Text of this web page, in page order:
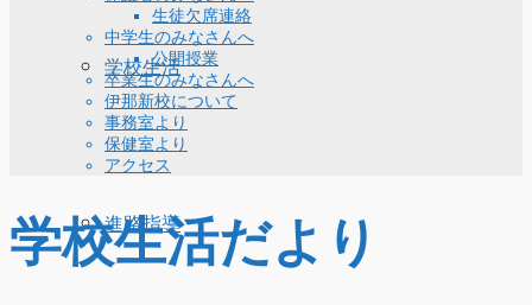
学校生活
進路指導
生徒欠席連絡
中学生のみなさんへ
公開授業
卒業生のみなさんへ
伊那新校について
事務室より
保健室より
アクセス
学校生活だより